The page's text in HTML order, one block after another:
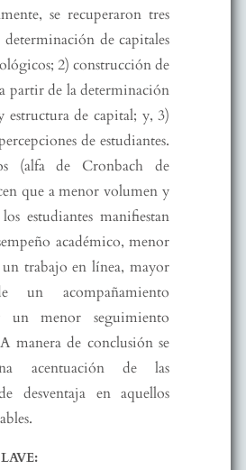
se recuperaron tres
de capitales
2) construcción de
a partir de la determinación
estructura de capital; y, 3)
de estudiantes.
(alfa de Cronbach de
que a menor volumen y
estudiantes manifiestan
académico, menor
trabajo en línea, mayor
un acompañamiento
un menor seguimiento
manera de conclusión se
acentuación de las
desventaja en aquellos